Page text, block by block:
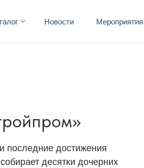
Мероприятия
Новости
последние достижения
десятки дочерних